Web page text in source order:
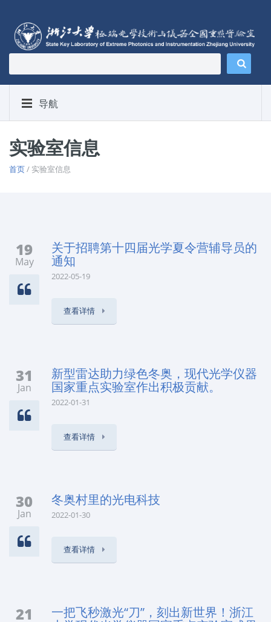
导航
实验室信息
首页/ 实验室信息
19
May
关于招聘第十四届光学夏令营辅导员的
通知
2022-05-19
查看详情
31
Jan
新型雷达助力绿色冬奥，现代光学仪器
国家重点实验室​作出积极贡献。
2022-01-31
查看详情
30
Jan
冬奥村里的光电科技
2022-01-30
查看详情
21
一把飞秒激光“刀”，刻出新世界！浙江